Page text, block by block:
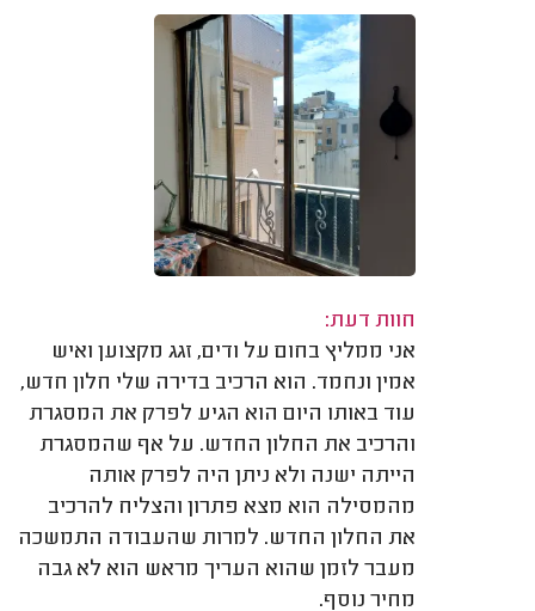
חוות דעת:
אני ממליץ בחום על ודים, זגג מקצוען ואיש
אמין ונחמד. הוא הרכיב בדירה שלי חלון חדש,
עוד באותו היום הוא הגיע לפרק את המסגרת
והרכיב את החלון החדש. על אף שהמסגרת
הייתה ישנה ולא ניתן היה לפרק אותה
מהמסילה הוא מצא פתרון והצליח להרכיב
את החלון החדש. למרות שהעבודה התמשכה
מעבר לזמן שהוא העריך מראש הוא לא גבה
מחיר נוסף.